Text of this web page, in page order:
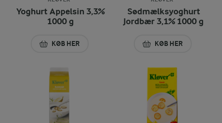
Yoghurt Appelsin 3,3%
1000 g
KØB HER
YOGHURT APPELSIN 3,3% 1000 G
Sødmælksyoghurt
Jordbær 3,1% 1000 g
KØB HER